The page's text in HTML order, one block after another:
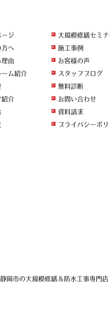
ージ
方へ
理由
ーム紹介
紹介
大規模修繕セミナ
施工事例
お客様の声
スタッフブログ
無料診断
お問い合わせ
資料請求
プライバシーポリ
岡市の大規模修繕＆防水工事専門